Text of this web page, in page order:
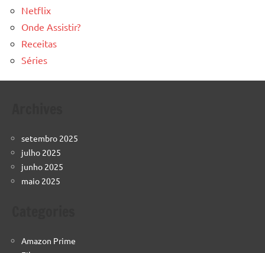
Netflix
Onde Assistir?
Receitas
Séries
setembro 2025
julho 2025
junho 2025
maio 2025
Amazon Prime